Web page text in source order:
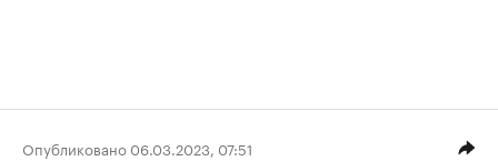
Опубликовано 06.03.2023, 07:51